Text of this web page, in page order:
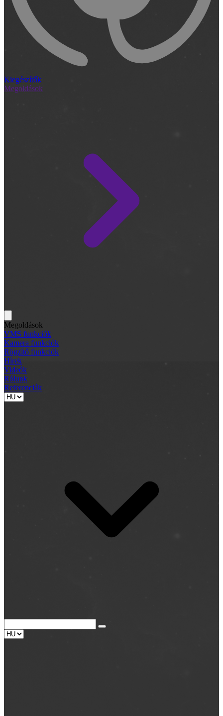
Kiegészítők
Megoldások
Megoldások
VMS funkciók
Kamera funkciók
Rögzítő funkciók
Hírek
Videók
Rólunk
Referenciák